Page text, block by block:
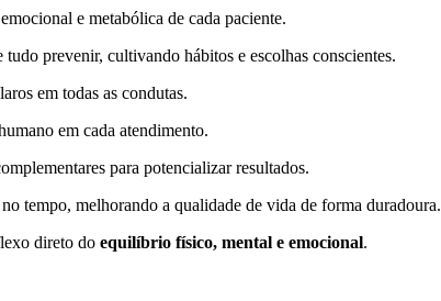
e metabólica de cada paciente.
tudo prevenir, cultivando hábitos e escolhas conscientes.
em todas as condutas.
em cada atendimento.
para potencializar resultados.
tempo, melhorando a qualidade de vida de forma duradoura.
direto do equilíbrio físico, mental e emocional.